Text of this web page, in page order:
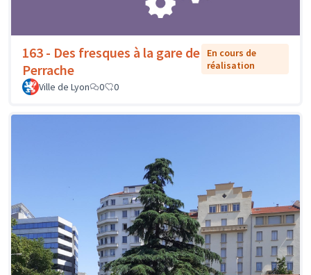
163 - Des fresques à la gare de
Perrache
En cours de
réalisation
Ville de Lyon
0 0